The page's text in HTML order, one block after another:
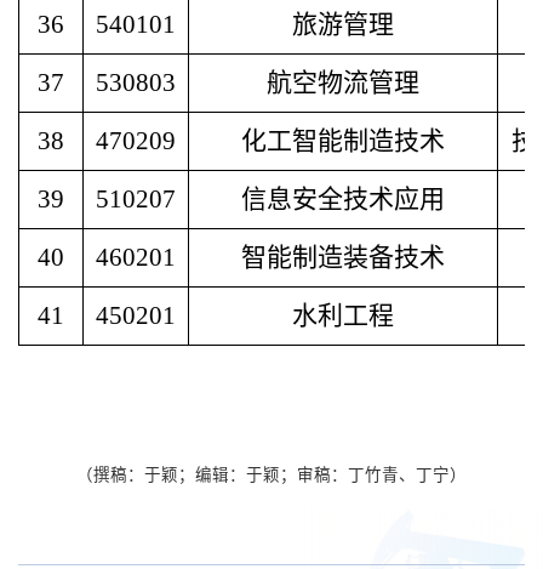
36
540101
旅游管理
37
530803
航空物流管理
38
470209 化工智能制造技术
39
510207
信息安全技术应用
40
460201
智能制造装备技术
41
450201 水利工程
（撰稿：于颖；编辑：于颖；审稿：丁竹青、丁宁）